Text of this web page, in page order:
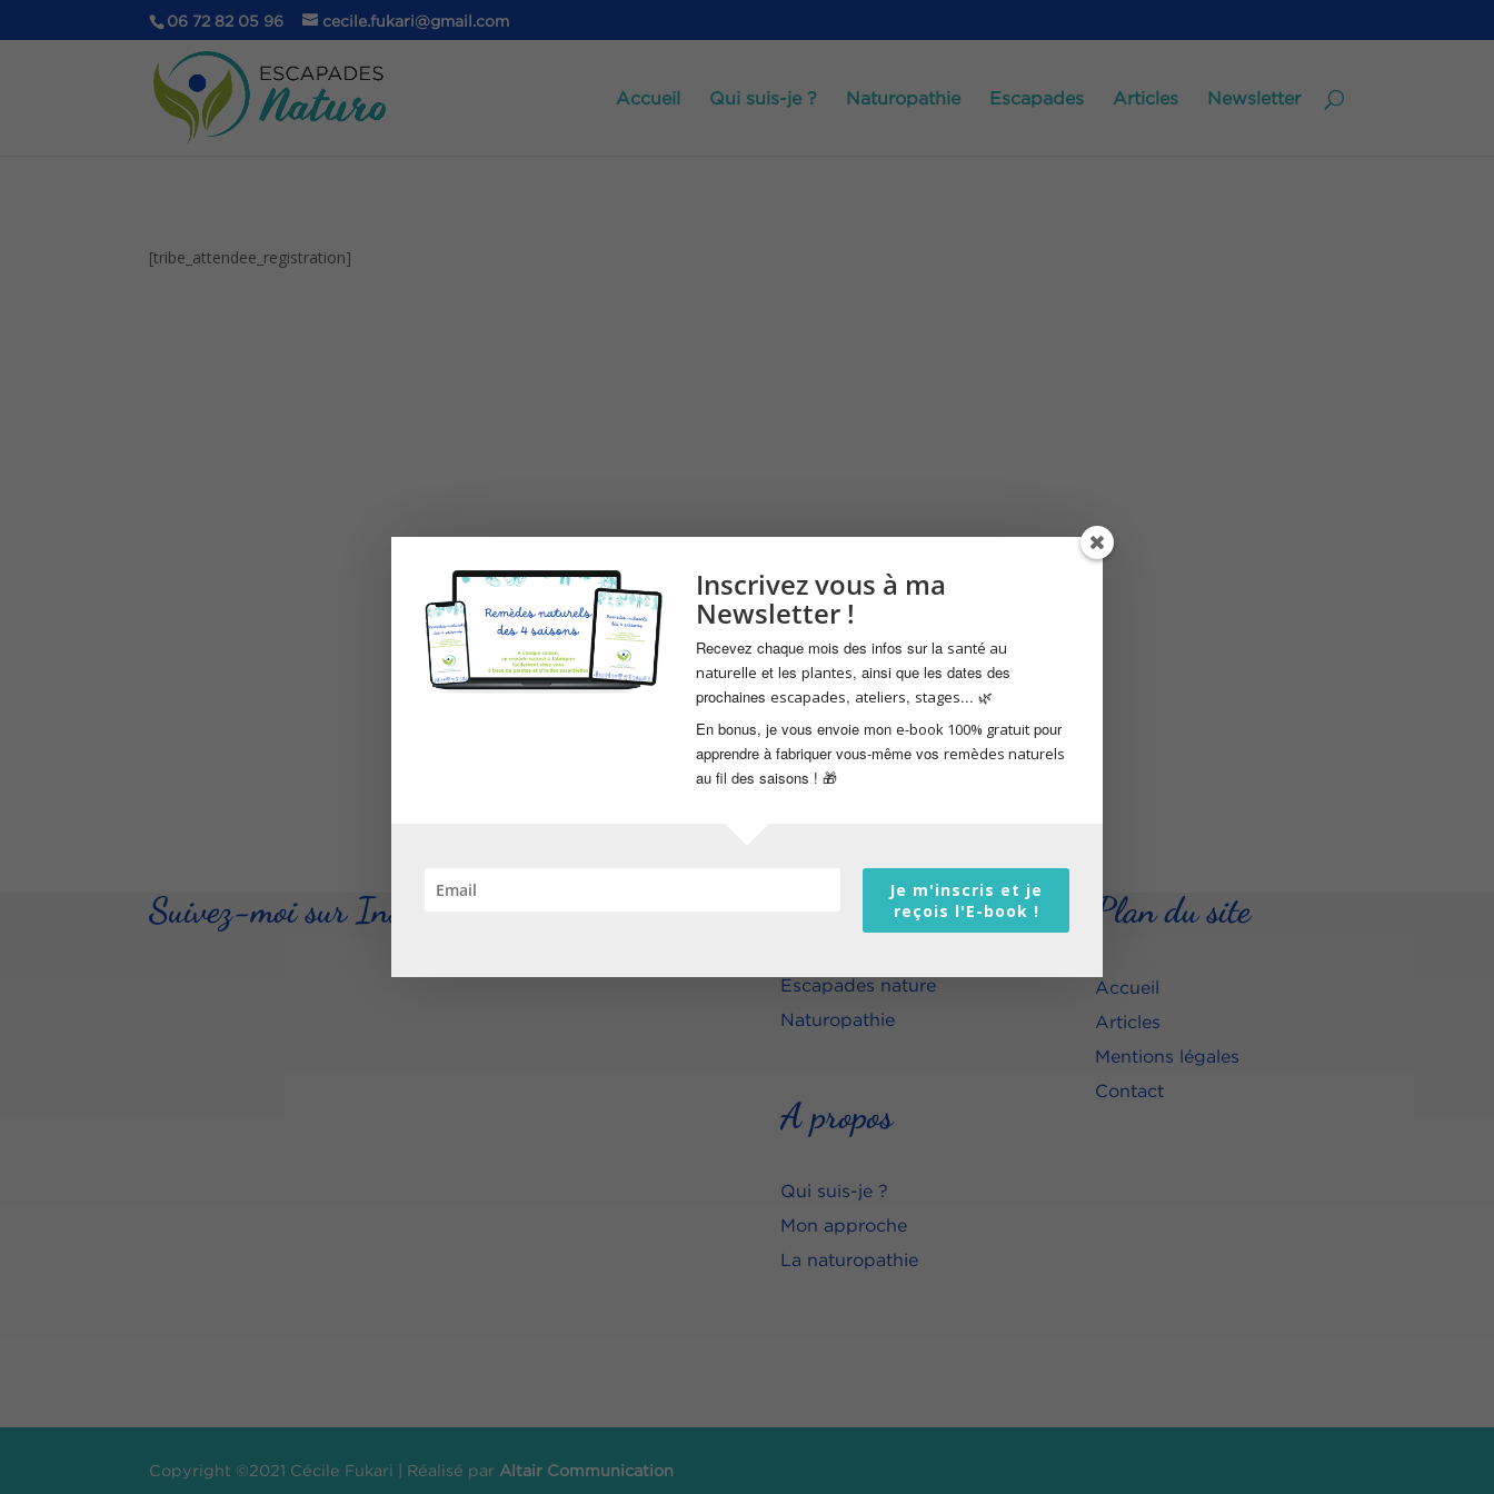
06 72 82 05 96 cecile.fukari@gmail.com
Accueil Qui suis-je ? Naturopathie Escapades Articles Newsletter
[tribe_attendee_registration]
Suivez-moi sur Instagram Mes services
Escapades nature
Naturopathie
A propos
Qui suis-je ?
Mon approche
La naturopathie
Plan du site
Accueil
Articles
Mentions légales
Contact
Copyright ©2021 Cécile Fukari | Réalisé par Altair Communication
Inscrivez vous à ma
Newsletter !
Recevez chaque mois des infos sur la santé au
naturelle et les plantes, ainsi que les dates des
prochaines escapades, ateliers, stages... 🌿
En bonus, je vous envoie mon e-book 100% gratuit pour
apprendre à fabriquer vous-même vos remèdes naturels
au fil des saisons ! 🎁
Je m'inscris et je
reçois l'E-book !